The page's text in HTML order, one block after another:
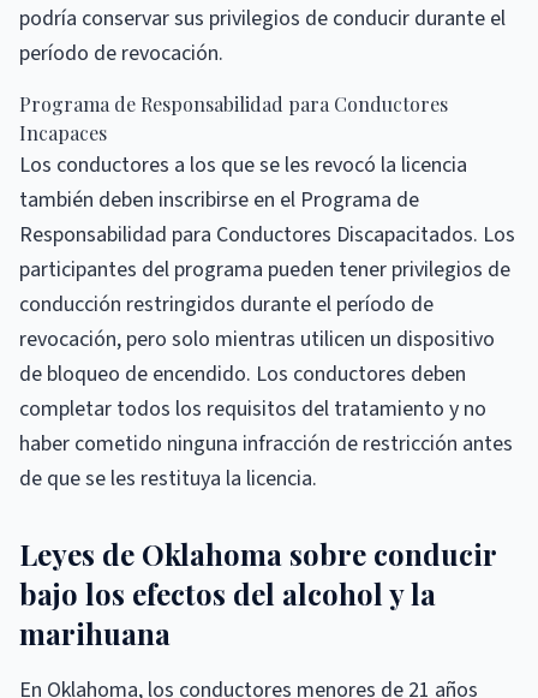
podría conservar sus privilegios de conducir durante el
período de revocación.
Programa de Responsabilidad para Conductores
Incapaces
Los conductores a los que se les revocó la licencia
también deben inscribirse en el Programa de
Responsabilidad para Conductores Discapacitados. Los
participantes del programa pueden tener privilegios de
conducción restringidos durante el período de
revocación, pero solo mientras utilicen un dispositivo
de bloqueo de encendido. Los conductores deben
completar todos los requisitos del tratamiento y no
haber cometido ninguna infracción de restricción antes
de que se les restituya la licencia.
Leyes de Oklahoma sobre conducir
bajo los efectos del alcohol y la
marihuana
En Oklahoma, los conductores menores de 21 años